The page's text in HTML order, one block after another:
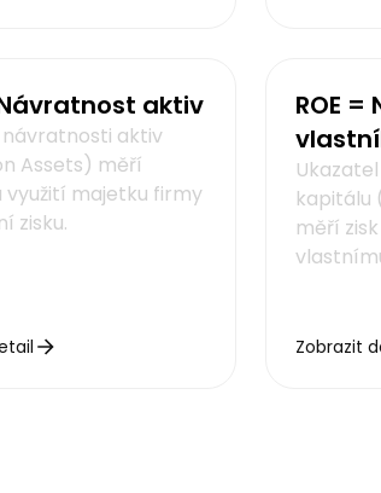
aktiv
návratnosti aktiv
Assets) měří
využití majetku firmy
zisku.
ROE
kapitálu
měří
Zobrazit